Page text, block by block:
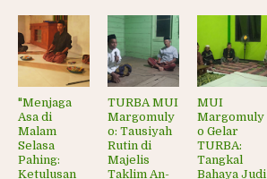
"Menjaga
Asa di
Malam
Selasa
Pahing:
Ketulusan
TURBA MUI
Margomuly
o: Tausiyah
Rutin di
Majelis
Taklim An-
MUI
Margomuly
o Gelar
TURBA:
Tangkal
Bahaya Judi